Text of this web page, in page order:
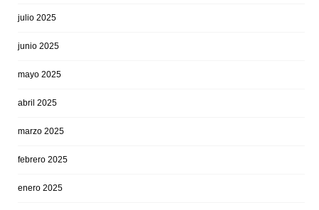
julio 2025
junio 2025
mayo 2025
abril 2025
marzo 2025
febrero 2025
enero 2025